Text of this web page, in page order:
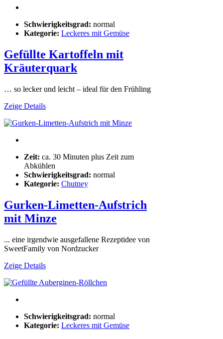
Schwierigkeitsgrad: normal
Kategorie: Leckeres mit Gemüse
Gefüllte Kartoffeln mit
Kräuterquark
… so lecker und leicht – ideal für den Frühling
Zeige Details
Zeit: ca. 30 Minuten plus Zeit zum
Abkühlen
Schwierigkeitsgrad: normal
Kategorie: Chutney
Gurken-Limetten-Aufstrich
mit Minze
... eine irgendwie ausgefallene Rezeptidee von
SweetFamily von Nordzucker
Zeige Details
Schwierigkeitsgrad: normal
Kategorie: Leckeres mit Gemüse